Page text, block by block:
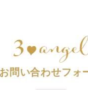
お問い合わせフォ